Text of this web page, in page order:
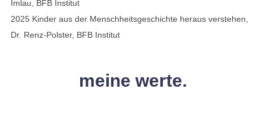
Imlau, BFB Institut
2025 Kinder aus der Menschheitsgeschichte heraus verstehen,
Dr. Renz-Polster, BFB Institut
meine werte.